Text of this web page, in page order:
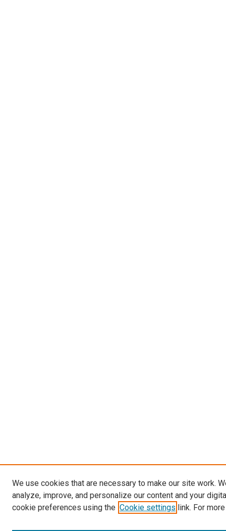
We use cookies that are necessary to make our site work.
analyze, improve, and personalize our content and your
cookie preferences using the Cookie settings link. For